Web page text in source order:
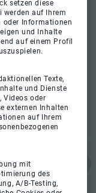
setzen diese
werden auf Ihrem
oder Informationen
und Inhalte
auf einem Profil
Texte,
und Dienste
Videos oder
externen Inhalten
auf Ihrem
mit
des
A/B-Testing,